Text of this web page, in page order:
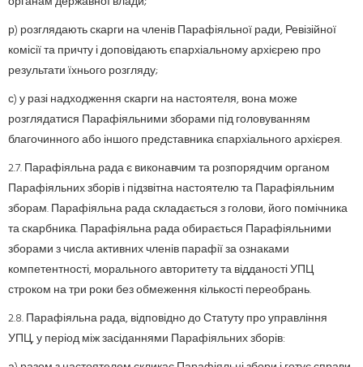
р) розглядають скарги на членів Парафіяльної ради, Ревізійної
комісії та причту і доповідають єпархіальному архієрею про
результати їхнього розгляду;
с) у разі надходження скарги на настоятеля, вона може
розглядатися Парафіяльними зборами під головуванням
благочинного або іншого представника єпархіального архієрея.
2.7. Парафіяльна рада є виконавчим та розпорядчим органом
Парафіяльних зборів і підзвітна настоятелю та Парафіяльним
зборам. Парафіяльна рада складається з голови, його помічника
та скарбника. Парафіяльна рада обирається Парафіяльними
зборами з числа активних членів парафії за ознаками
компетентності, морального авторитету та відданості УПЦ
строком на три роки без обмеження кількості переобрань.
2.8. Парафіяльна рада, відповідно до Статуту про управління
УПЦ, у період між засіданнями Парафіяльних зборів: